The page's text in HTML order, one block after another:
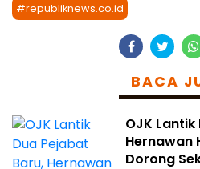
#republiknews.co.id
BACA
OJK
Hernawan
Dorong